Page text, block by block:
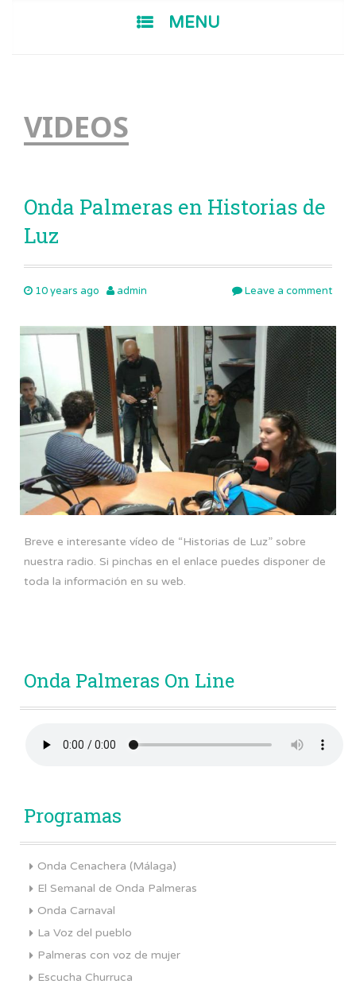
MENU
VIDEOS
Onda Palmeras en Historias de
Luz
10 years ago admin Leave a comment
Breve e interesante vídeo de “Historias de Luz” sobre
nuestra radio. Si pinchas en el enlace puedes disponer de
toda la información en su web.
Onda Palmeras On Line
Programas
Onda Cenachera (Málaga)
El Semanal de Onda Palmeras
Onda Carnaval
La Voz del pueblo
Palmeras con voz de mujer
Escucha Churruca